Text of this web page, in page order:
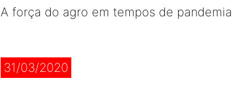
A força do agro em tempos de pandemia
31/03/2020